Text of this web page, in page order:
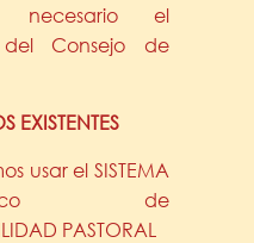
necesario el
Consejo de
EXISTENTES
usar el SISTEMA
de
PASTORAL